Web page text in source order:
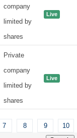
company
limited by
shares
Live
Private
company
limited by
shares
Live
7 8 9 10